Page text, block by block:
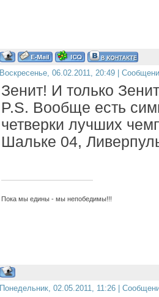
Воскресенье, 06.02.2011, 20:49 |
Зенит! И только
P.S. Вообще есть
четверки лучших
Шальке 04,
Пока мы едины - мы непобедимы!!!
Понедельник, 02.05.2011, 11:26 |